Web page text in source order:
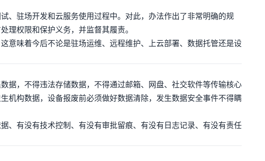
、驻场开发和云服务使用过程中。对此，办法作出了非常明确的规
理权限和保护义务，并监督其履责。
意味着今后不论是驻场运维、远程维护、上云部署、数据托管还是设
据，不得违法存储数据，不得通过邮箱、网盘、社交软件等传输核心
机构数据，设备报废前必须做好数据清除，发生数据安全事件不得瞒
、有没有技术控制、有没有审批留痕、有没有日志记录、有没有责任